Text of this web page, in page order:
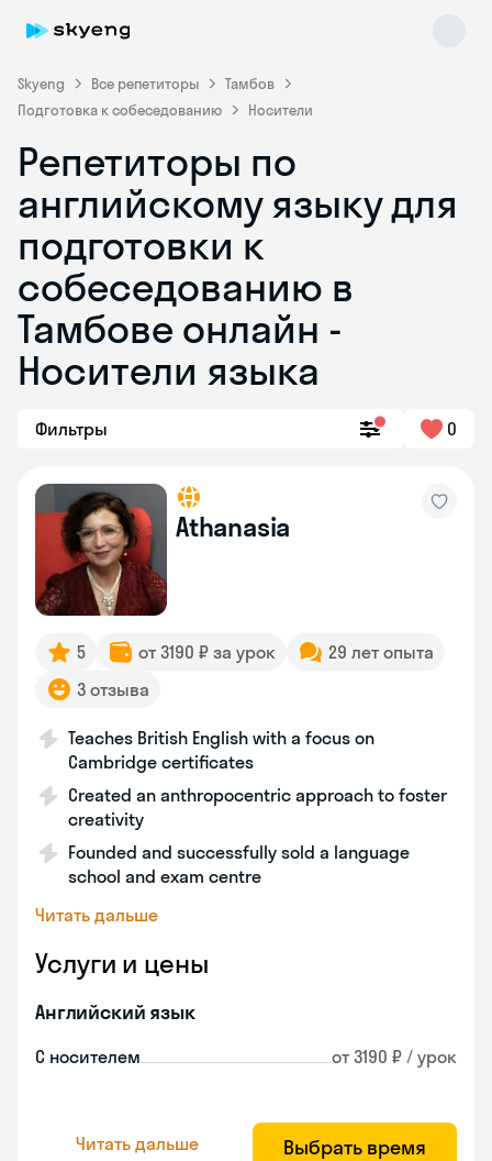
Skyeng Все репетиторы
Тамбов
Подготовка к собеседованию
Носители
Репетиторы по
английскому языку для
подготовки к
собеседованию в
Тамбове онлайн -
Носители языка
Фильтры 0
Athanasia
5 от 3190 ₽ за урок
29 лет опыта
3 отзыва
Teaches British English with a focus on
Cambridge certificates
Created an anthropocentric approach to foster
creativity
Founded and successfully sold a language
school and exam centre
Читать дальше
Услуги и цены
Английский язык
С носителем от 3190 ₽ / урок
Читать дальше Выбрать время
Skyeng Chat